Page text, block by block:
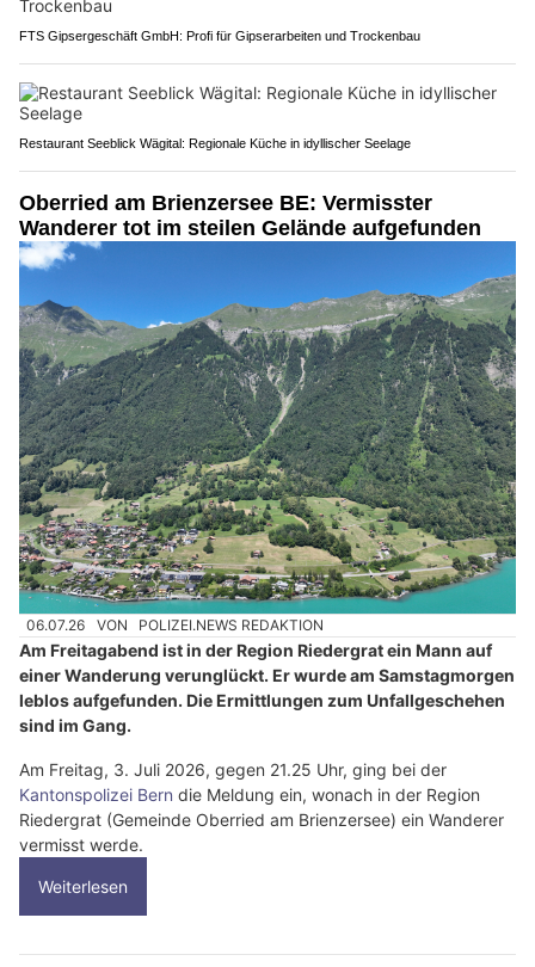
FTS Gipsergeschäft GmbH: Profi für Gipserarbeiten und Trockenbau
Restaurant Seeblick Wägital: Regionale Küche in idyllischer Seelage
Oberried am Brienzersee BE: Vermisster
Wanderer tot im steilen Gelände aufgefunden
06.07.26 VON POLIZEI.NEWS REDAKTION
Am Freitagabend ist in der Region Riedergrat ein Mann auf
einer Wanderung verunglückt. Er wurde am Samstagmorgen
leblos aufgefunden. Die Ermittlungen zum Unfallgeschehen
sind im Gang.
Am Freitag, 3. Juli 2026, gegen 21.25 Uhr, ging bei der
Kantonspolizei Bern die Meldung ein, wonach in der Region
Riedergrat (Gemeinde Oberried am Brienzersee) ein Wanderer
vermisst werde.
Weiterlesen